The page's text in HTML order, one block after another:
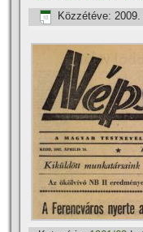
Közzétéve: